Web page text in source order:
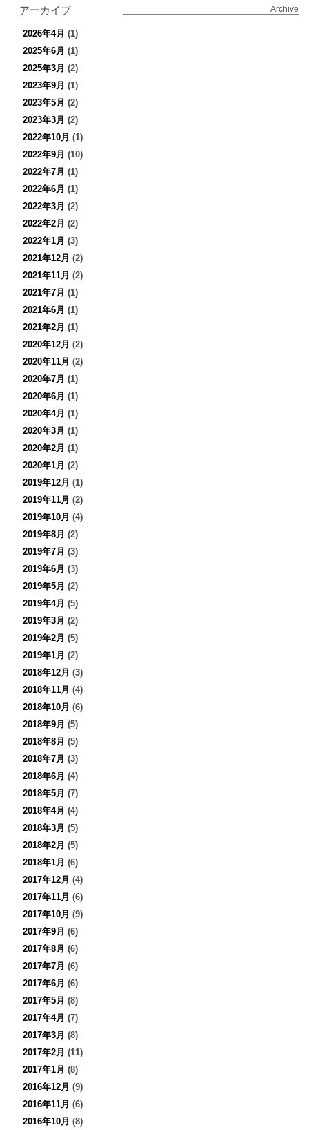
アーカイブ Archive
2026年4月 (1)
2025年6月 (1)
2025年3月 (2)
2023年9月 (1)
2023年5月 (2)
2023年3月 (2)
2022年10月 (1)
2022年9月 (10)
2022年7月 (1)
2022年6月 (1)
2022年3月 (2)
2022年2月 (2)
2022年1月 (3)
2021年12月 (2)
2021年11月 (2)
2021年7月 (1)
2021年6月 (1)
2021年2月 (1)
2020年12月 (2)
2020年11月 (2)
2020年7月 (1)
2020年6月 (1)
2020年4月 (1)
2020年3月 (1)
2020年2月 (1)
2020年1月 (2)
2019年12月 (1)
2019年11月 (2)
2019年10月 (4)
2019年8月 (2)
2019年7月 (3)
2019年6月 (3)
2019年5月 (2)
2019年4月 (5)
2019年3月 (2)
2019年2月 (5)
2019年1月 (2)
2018年12月 (3)
2018年11月 (4)
2018年10月 (6)
2018年9月 (5)
2018年8月 (5)
2018年7月 (3)
2018年6月 (4)
2018年5月 (7)
2018年4月 (4)
2018年3月 (5)
2018年2月 (5)
2018年1月 (6)
2017年12月 (4)
2017年11月 (6)
2017年10月 (9)
2017年9月 (6)
2017年8月 (6)
2017年7月 (6)
2017年6月 (6)
2017年5月 (8)
2017年4月 (7)
2017年3月 (8)
2017年2月 (11)
2017年1月 (8)
2016年12月 (9)
2016年11月 (6)
2016年10月 (8)